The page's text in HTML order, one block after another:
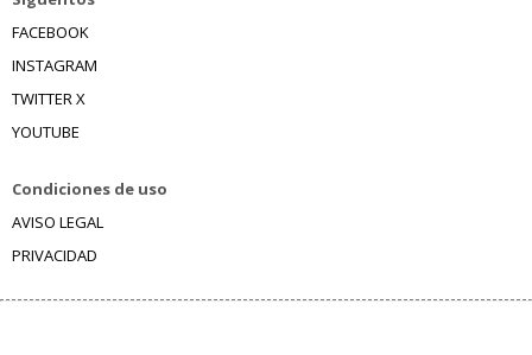
FACEBOOK
INSTAGRAM
TWITTER X
YOUTUBE
Condiciones de uso
AVISO LEGAL
PRIVACIDAD